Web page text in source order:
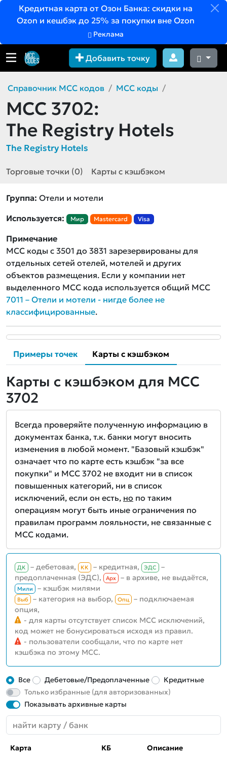
Кредитная карта от Озон Банка: скидки на
Ozon и кешбэк до 25% за покупки вне Ozon
Реклама
Добавить точку
Справочник MCC кодов MCC коды
MCC 3702:
The Registry Hotels
The Registry Hotels
Торговые точки (0) Карты с кэшбэком
Группа: Отели и мотели
Используется:
Мир Mastercard Visa
Примечание
MCC коды с 3501 до 3831 зарезервированы для
отдельных сетей отелей, мотелей и других
объектов размещения. Если у компании нет
выделенного MCC кода используется общий MCC
7011 – Отели и мотели - нигде более не
классифицированные.
Примеры точек Карты с кэшбэком
Карты с кэшбэком для MCC
3702
Всегда проверяйте полученную информацию в
документах банка, т.к. банки могут вносить
изменения в любой момент. "Базовый кэшбэк"
означает что по карте есть кэшбэк "за все
покупки" и MCC 3702 не входит ни в список
повышенных категорий, ни в список
исключений, если он есть, но по таким
операциям могут быть иные ограничения по
правилам программ лояльности, не связанные с
MCC кодами.
ДК – дебетовая, КК – кредитная, ЭДС
–
предоплаченная (ЭДС),
Aрх – в архиве, не выдаётся,
Мили – кэшбэк милями
Выб – категория на выбор, Опц
– подключаемая
опция,
- для карты отсутствует список MCC исключений,
код может не бонусироваться исходя из правил.
- пользователи сообщали, что по карте нет
кэшбэка по этому MCC.
Все Дебетовые/Предоплаченные
Кредитные
Только избранные (для авторизованных)
Показывать архивные карты
Карта КБ Описание